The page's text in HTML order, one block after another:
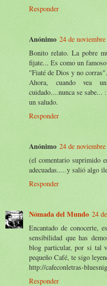
Responder
Anónimo 24 de
Bonito relato. La pobre
fijate... Es como un
"Fiaté de Dios y no corras".
Ahora, cuando vea
cuidado....nunca se sabe...
un saludo.
Responder
Anónimo 24 de
(el comentario suprimido
adecuadas.....y salió algo
Responder
Nómada del Mundo 24
Encantado de conocerte,
sensibilidad que has
blog particular, por si tal
pequeño Café, te sigo
http://cafeconletras-
Responder